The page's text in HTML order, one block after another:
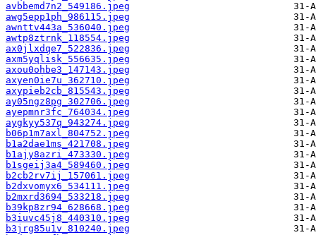
avbbemd7n2_549186.jpeg
awg5epp1ph_986115.jpeg
awnttv443a_536040.jpeg
awtp8ztrnk_118554.jpeg
ax0jlxdqe7_522836.jpeg
axm5yqlisk_556635.jpeg
axou0ohbe3_147143.jpeg
axyen0ie7u_362710.jpeg
axypieb2cb_815543.jpeg
ay05ngz8pg_302706.jpeg
ayepmnr3fc_764034.jpeg
aygkyy537q_943274.jpeg
b06p1m7axl_804752.jpeg
b1a2dae1ms_421708.jpeg
b1ajy8azri_473330.jpeg
b1sgeij3a4_589460.jpeg
b2cb2rv7ij_157061.jpeg
b2dxvomyx6_534111.jpeg
b2mxrd3694_533218.jpeg
b39kp8zr94_628668.jpeg
b3iuvc45j8_440310.jpeg
b3jrg85u1v_810240.jpeg